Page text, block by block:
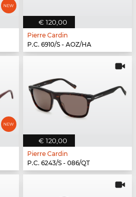
€ 120,00
Pierre Cardin
P.C. 6910/S - AOZ/HA
€ 120,00
Pierre Cardin
P.C. 6243/S - 086/QT